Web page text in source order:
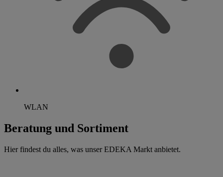
WLAN
Beratung und Sortiment
Hier findest du alles, was unser EDEKA Markt anbietet.